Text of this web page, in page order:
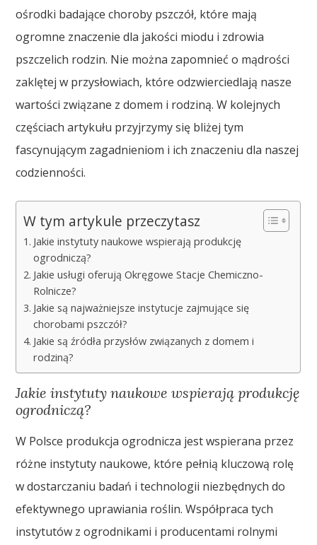
ośrodki badające choroby pszczół, które mają
ogromne znaczenie dla jakości miodu i zdrowia
pszczelich rodzin. Nie można zapomnieć o mądrości
zaklętej w przysłowiach, które odzwierciedlają nasze
wartości związane z domem i rodziną. W kolejnych
częściach artykułu przyjrzymy się bliżej tym
fascynującym zagadnieniom i ich znaczeniu dla naszej
codzienności.
W tym artykule przeczytasz
Jakie instytuty naukowe wspierają produkcję
ogrodniczą?
Jakie usługi oferują Okręgowe Stacje Chemiczno-
Rolnicze?
Jakie są najważniejsze instytucje zajmujące się
chorobami pszczół?
Jakie są źródła przysłów związanych z domem i
rodziną?
Jakie instytuty naukowe wspierają produkcję
ogrodniczą?
W Polsce produkcja ogrodnicza jest wspierana przez
różne instytuty naukowe, które pełnią kluczową rolę
w dostarczaniu badań i technologii niezbędnych do
efektywnego uprawiania roślin. Współpraca tych
instytutów z ogrodnikami i producentami rolnymi